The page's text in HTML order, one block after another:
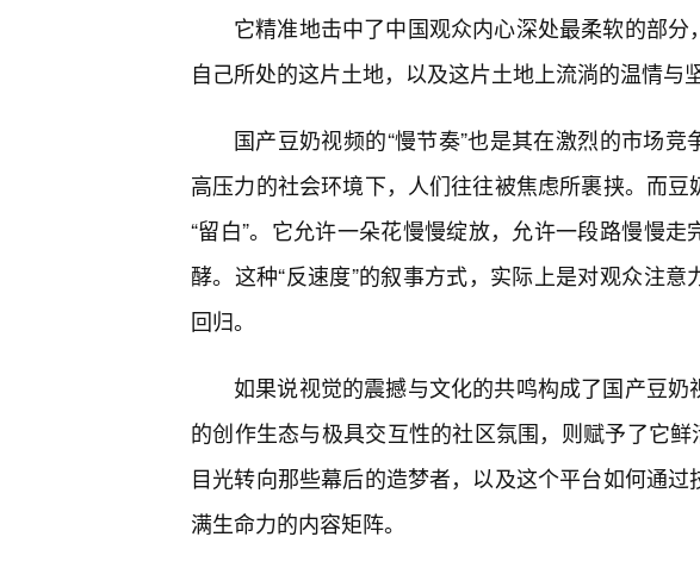
它精准地击中了中国观众内心深处最柔软的部
自己所处的这片土地，以及这片土地上流淌的温情与
国产豆奶视频的“慢节奏”也是其在激烈的市场竞
高压力的社会环境下，人们往往被焦虑所裹挟。而
“留白”。它允许一朵花慢慢绽放，允许一段路慢慢
酵。这种“反速度”的叙事方式，实际上是对观众注
回归。
如果说视觉的震撼与文化的共鸣构成了国产豆
的创作生态与极具交互性的社区氛围，则赋予了它
目光转向那些幕后的造梦者，以及这个平台如何通
满生命力的内容矩阵。